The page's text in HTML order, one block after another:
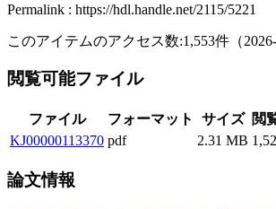
Permalink : https://hdl.handle.net/2115/5221
このアイテムのアクセス数:1,553件 （
閲覧可能ファイル
ファイル フォーマット サイズ 閲
KJ00000113370 pdf 2.31 MB
論文情報